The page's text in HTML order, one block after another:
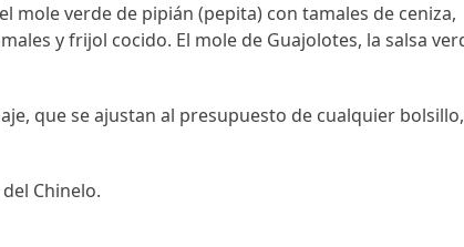
mole verde de pipián (pepita) con tamales de ceniza,
y frijol cocido. El mole de Guajolotes, la salsa
que se ajustan al presupuesto de cualquier bolsillo,
Chinelo.